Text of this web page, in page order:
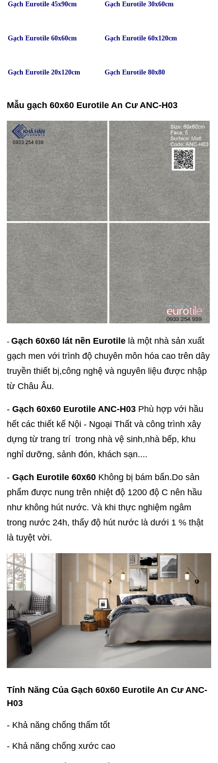
Gạch Eurotile 45x90cm Gạch Eurotile 30x60cm
Gạch Eurotile 60x60cm Gạch Eurotile 60x120cm
Gạch Eurotile 20x120cm Gạch Eurotile 80x80
Mẫu gạch 60x60 Eurotile An Cư ANC-H03
-Gạch 60x60 lát nền Eurotile là một nhà sản xuất
gạch men với trình độ chuyên môn hóa cao trên dây
truyền thiết bị,công nghệ và nguyên liệu được nhập
từ Châu Âu.
-Gạch 60x60 Eurotile ANC-H03 Phù hợp với hầu
hết các thiết kế Nội - Ngoại Thất và công trình xây
dựng từ trang trí trong nhà vệ sinh,nhà bếp, khu
nghỉ dưỡng, sảnh đón, khách sạn....
-Gạch Eurotile 60x60 Không bị bám bẩn.Do sản
phẩm được nung trên nhiệt độ 1200 độ C nên hầu
như không hút nước. Và khi thực nghiệm ngâm
trong nước 24h, thấy độ hút nước là dưới 1 % thật
là tuyệt vời.
Tính Năng Của Gạch 60x60 Eurotile An Cư ANC-
H03
- Khả năng chống thấm tốt
- Khả năng chống xước cao